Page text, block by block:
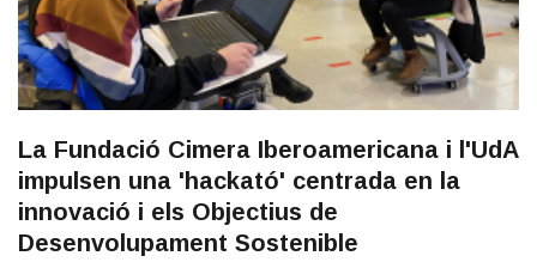
La Fundació Cimera Iberoamericana i l'UdA
impulsen una 'hackató' centrada en la
innovació i els Objectius de
Desenvolupament Sostenible